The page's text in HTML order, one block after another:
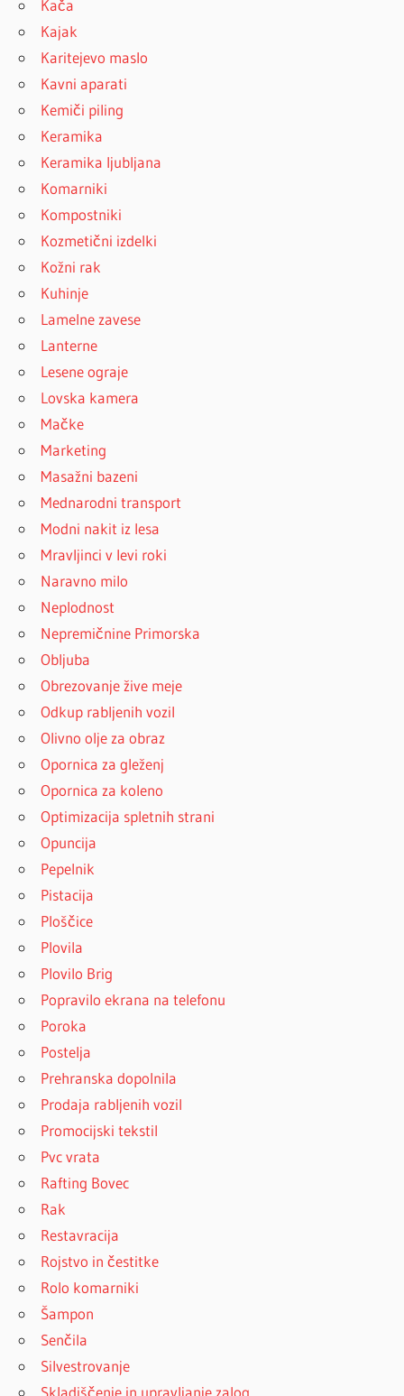
Kača
Kajak
Karitejevo maslo
Kavni aparati
Kemiči piling
Keramika
Keramika ljubljana
Komarniki
Kompostniki
Kozmetični izdelki
Kožni rak
Kuhinje
Lamelne zavese
Lanterne
Lesene ograje
Lovska kamera
Mačke
Marketing
Masažni bazeni
Mednarodni transport
Modni nakit iz lesa
Mravljinci v levi roki
Naravno milo
Neplodnost
Nepremičnine Primorska
Obljuba
Obrezovanje žive meje
Odkup rabljenih vozil
Olivno olje za obraz
Opornica za gleženj
Opornica za koleno
Optimizacija spletnih strani
Opuncija
Pepelnik
Pistacija
Ploščice
Plovila
Plovilo Brig
Popravilo ekrana na telefonu
Poroka
Postelja
Prehranska dopolnila
Prodaja rabljenih vozil
Promocijski tekstil
Pvc vrata
Rafting Bovec
Rak
Restavracija
Rojstvo in čestitke
Rolo komarniki
Šampon
Senčila
Silvestrovanje
Skladiščenje in upravljanje zalog